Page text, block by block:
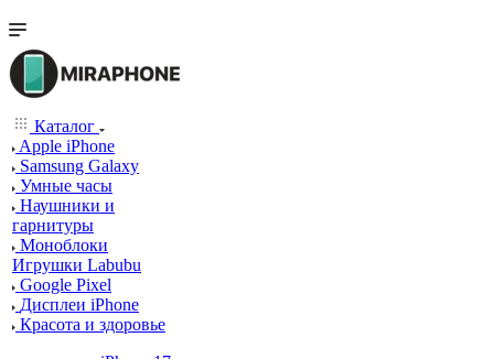
Каталог
Apple iPhone
Samsung Galaxy
Умные часы
Наушники и
гарнитуры
Моноблоки
Игрушки Labubu
Google Pixel
Дисплеи iPhone
Красота и здоровье